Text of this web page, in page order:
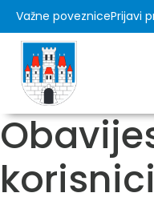
Važne poveznicePrijavi